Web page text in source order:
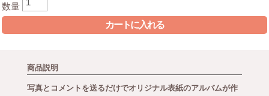
数量
商品説明
写真とコメントを送るだけでオリジナル表紙のアルバムが作